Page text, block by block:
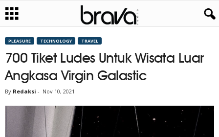
PLEASURE TECHNOLOGY TRAVEL
700 Tiket Ludes Untuk Wisata Luar
Angkasa Virgin Galastic
By Redaksi - Nov 10, 2021